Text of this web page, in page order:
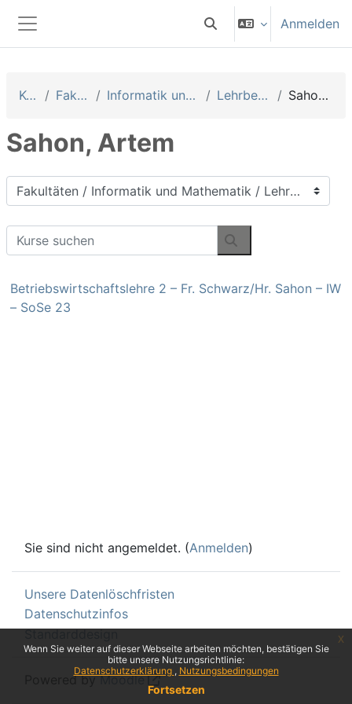
Wenn Sie weiter auf dieser Webseite arbeiten möchten, bestätigen Sie
bitte unsere Nutzungsrichtlinie:
Datenschutzerklärung
Nutzungsbedingungen
Fortsetzen
x
Website-Übersicht
Sucheingabe umschalten
Anmelden
Kurse Fakultäten Informatik und Mathematik Lehrbeauftragte Sahon, Artem
Sahon, Artem
Kursbereiche
Kurse suchen
Kurse suchen
Betriebswirtschaftslehre 2 – Fr. Schwarz/Hr. Sahon – IW
– SoSe 23
Sie sind nicht angemeldet. (Anmelden)
Unsere Datenlöschfristen
Datenschutzinfos
Standarddesign
Powered byMoodle